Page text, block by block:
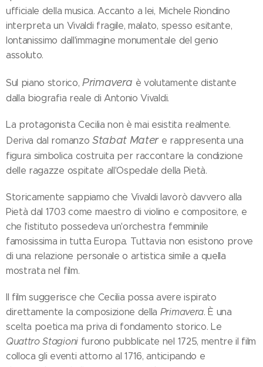
ufficiale della musica. Accanto a lei, Michele Riondino
interpreta un Vivaldi fragile, malato, spesso esitante,
lontanissimo dall'immagine monumentale del genio
assoluto.
Sul piano storico, Primavera è volutamente distante
dalla biografia reale di Antonio Vivaldi.
La protagonista Cecilia non è mai esistita realmente.
Deriva dal romanzo Stabat Matere rappresenta una
figura simbolica costruita per raccontare la condizione
delle ragazze ospitate all'Ospedale della Pietà.
Storicamente sappiamo che Vivaldi lavorò davvero alla
Pietà dal 1703 come maestro di violino e compositore, e
che l'istituto possedeva un'orchestra femminile
famosissima in tutta Europa. Tuttavia non esistono prove
di una relazione personale o artistica simile a quella
mostrata nel film.
Il film suggerisce che Cecilia possa avere ispirato
direttamente la composizione della Primavera. È una
scelta poetica ma priva di fondamento storico. Le
Quattro Stagionifurono pubblicate nel 1725, mentre il film
colloca gli eventi attorno al 1716, anticipando e